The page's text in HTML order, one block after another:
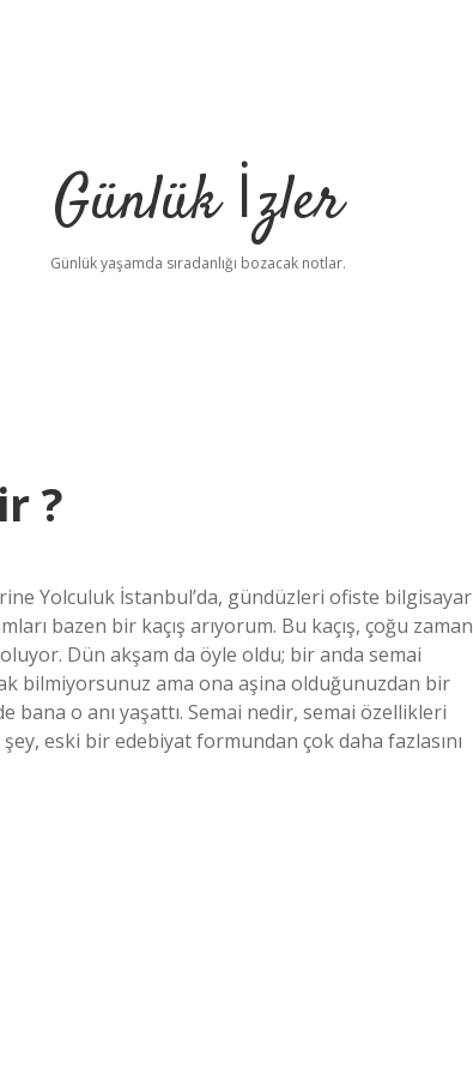
Günlük İzler
Günlük yaşamda sıradanlığı bozacak notlar.
?
Yolculuk İstanbul’da, gündüzleri ofiste bilgisayar
bazen bir kaçış arıyorum. Bu kaçış, çoğu zaman
Dün akşam da öyle oldu; bir anda semai
bilmiyorsunuz ama ona aşina olduğunuzdan bir
o anı yaşattı. Semai nedir, semai özellikleri
eski bir edebiyat formundan çok daha fazlasını